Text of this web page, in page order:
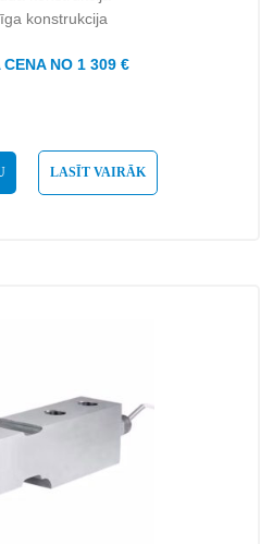
konstrukcija
NO 1 309 €
LASĪT VAIRĀK